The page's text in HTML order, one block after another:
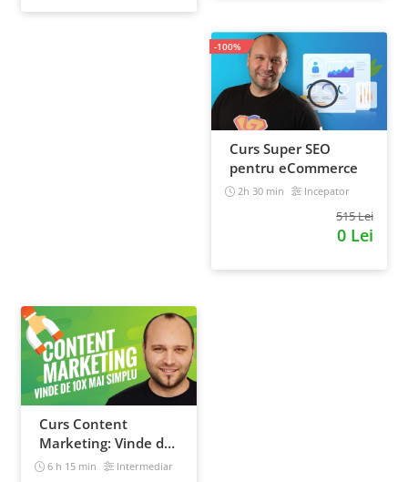
Curs Super SEO
pentru eCommerce
2h 30 min Incepator
515 Lei
0 Lei
-100%
Curs Content
Marketing: Vinde de
10x mai simplu
6 h 15 min Intermediar